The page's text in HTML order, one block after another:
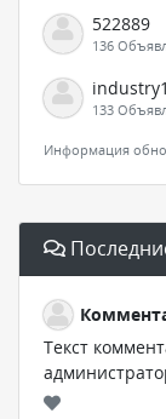
522889
136
133
Информация
Текст